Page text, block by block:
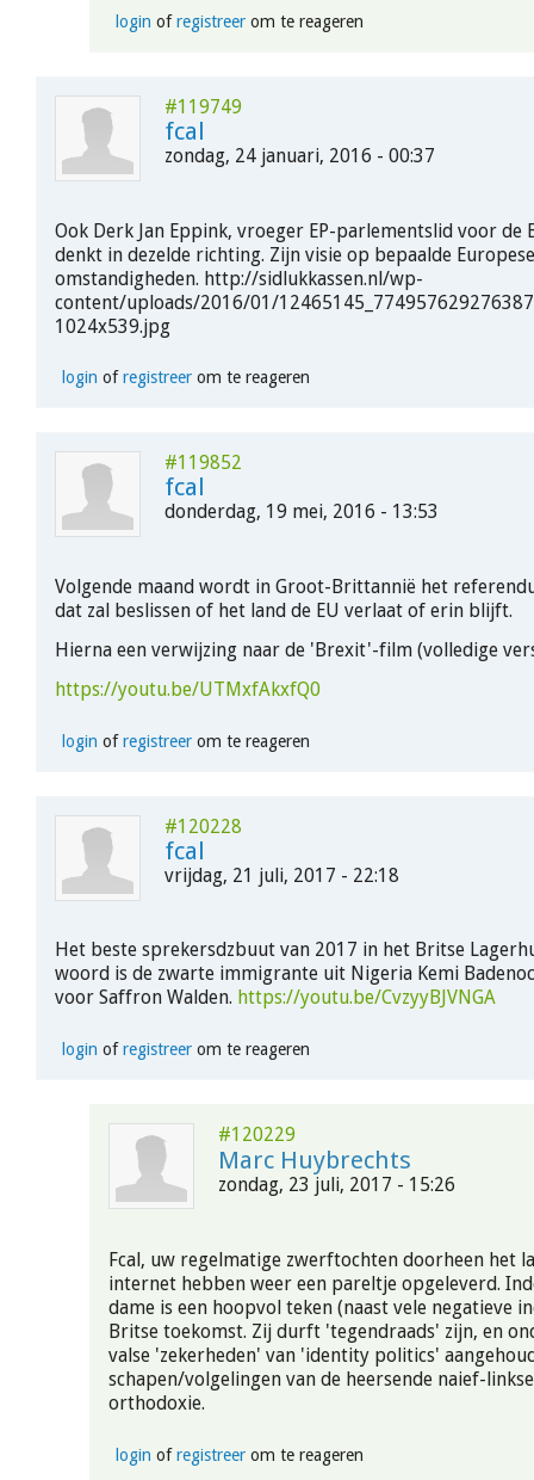
login ofregistreerom te reageren
#119749
fcal
zondag, 24 januari, 2016 - 00:37
Ook Derk Jan Eppink, vroeger EP-parlementslid voor de
denkt in dezelde richting. Zijn visie op bepaalde Europese
omstandigheden. http://sidlukkassen.nl/wp-
content/uploads/2016/01/
1024x539.jpg
login ofregistreerom te reageren
#119852
fcal
donderdag, 19 mei, 2016 - 13:53
Volgende maand wordt in Groot-Brittannië het
dat zal beslissen of het land de EU verlaat of erin blijft.
Hierna een verwijzing naar de 'Brexit'-film (volledige
https://youtu.be/UTMxfAkxfQ0
login ofregistreerom te reageren
#120228
fcal
vrijdag, 21 juli, 2017 - 22:18
Het beste sprekersdzbuut van 2017 in het Britse
woord is de zwarte immigrante uit Nigeria Kemi
voor Saffron Walden. https://youtu.be/CvzyyBJVNGA
login ofregistreerom te reageren
#120229
Marc Huybrechts
zondag, 23 juli, 2017 - 15:26
Fcal, uw regelmatige zwerftochten doorheen het
internet hebben weer een pareltje opgeleverd.
dame is een hoopvol teken (naast vele negatieve
Britse toekomst. Zij durft 'tegendraads' zijn, en
valse 'zekerheden' van 'identity politics'
schapen/volgelingen van de heersende naief-
orthodoxie.
login ofregistreerom te reageren